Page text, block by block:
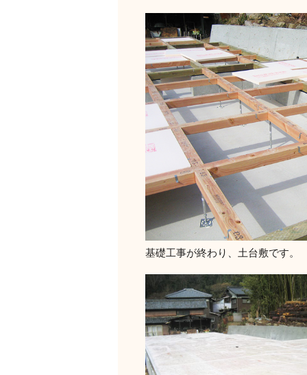
基礎工事が終わり、土台敷です。